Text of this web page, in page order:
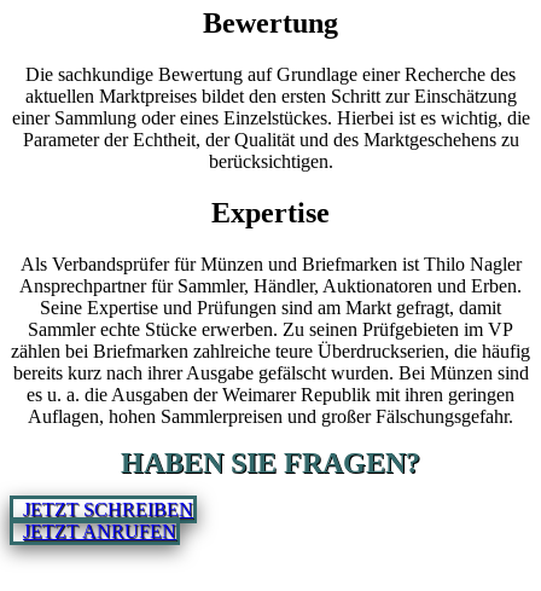
Bewertung
Die sachkundige Bewertung auf Grundlage einer Recherche des
aktuellen Marktpreises bildet den ersten Schritt zur Einschätzung
einer Sammlung oder eines Einzelstückes. Hierbei ist es wichtig, die
Parameter der Echtheit, der Qualität und des Marktgeschehens zu
berücksichtigen.
Expertise
Als Verbandsprüfer für Münzen und Briefmarken ist Thilo Nagler
Ansprechpartner für Sammler, Händler, Auktionatoren und Erben.
Seine Expertise und Prüfungen sind am Markt gefragt, damit
Sammler echte Stücke erwerben. Zu seinen Prüfgebieten im VP
zählen bei Briefmarken zahlreiche teure Überdruckserien, die häufig
bereits kurz nach ihrer Ausgabe gefälscht wurden. Bei Münzen sind
es u. a. die Ausgaben der Weimarer Republik mit ihren geringen
Auflagen, hohen Sammlerpreisen und großer Fälschungsgefahr.
HABEN SIE FRAGEN?
JETZT SCHREIBEN
JETZT ANRUFEN